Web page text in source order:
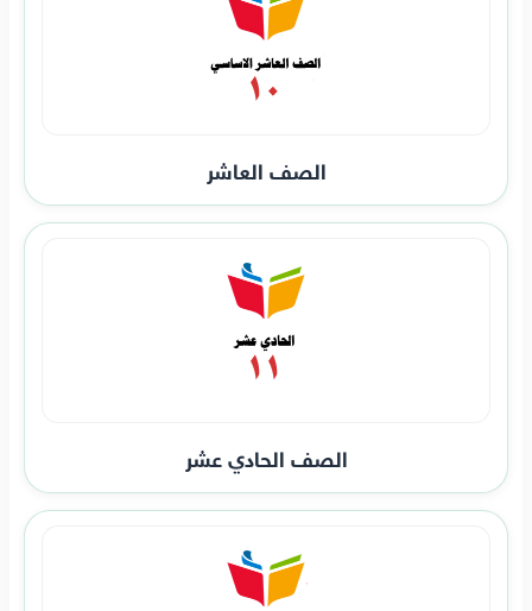
الصف العاشر
الصف الحادي عشر